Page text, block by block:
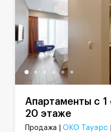
Апартаменты с 1
20 этаже
Продажа | ОКО Тауэрс